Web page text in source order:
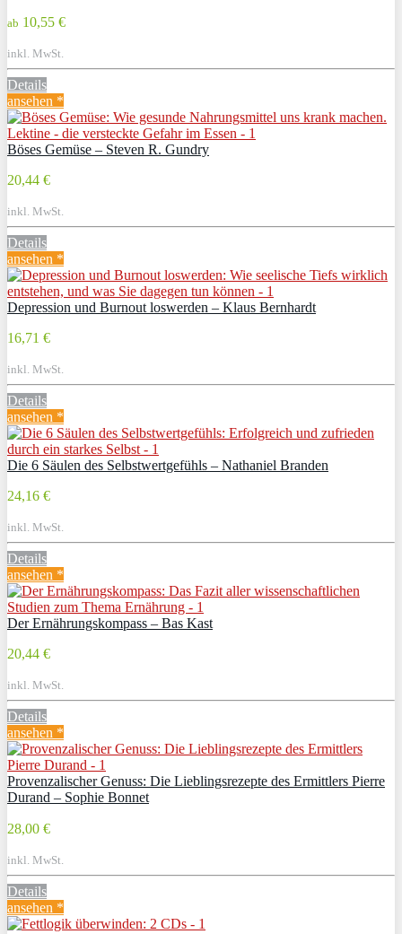
ab 10,55 €
inkl. MwSt.
Details
ansehen *
Böses Gemüse – Steven R. Gundry
20,44 €
inkl. MwSt.
Details
ansehen *
Depression und Burnout loswerden – Klaus Bernhardt
16,71 €
inkl. MwSt.
Details
ansehen *
Die 6 Säulen des Selbstwertgefühls – Nathaniel Branden
24,16 €
inkl. MwSt.
Details
ansehen *
Der Ernährungskompass – Bas Kast
20,44 €
inkl. MwSt.
Details
ansehen *
Provenzalischer Genuss: Die Lieblingsrezepte des Ermittlers Pierre
Durand – Sophie Bonnet
28,00 €
inkl. MwSt.
Details
ansehen *